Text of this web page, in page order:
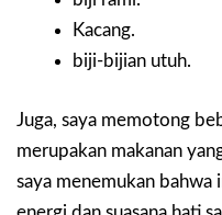
Kacang.
biji-bijian utuh.
Juga, saya memotong
merupakan makanan
saya menemukan